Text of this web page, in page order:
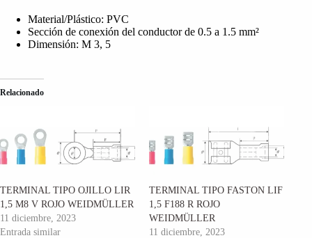
Material/Plástico: PVC
Sección de conexión del conductor de 0.5 a 1.5 mm²
Dimensión: M 3, 5
Relacionado
TERMINAL TIPO OJILLO LIR
1,5 M8 V ROJO WEIDMÜLLER
11 diciembre, 2023
Entrada similar
TERMINAL TIPO FASTON LIF
1,5 F188 R ROJO
WEIDMÜLLER
11 diciembre, 2023